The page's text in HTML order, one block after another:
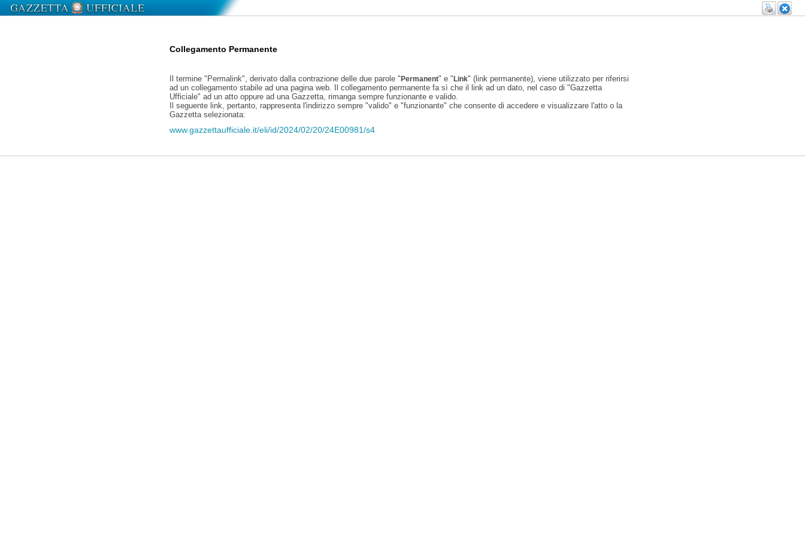
Collegamento Permanente
Il termine "Permalink", derivato dalla contrazione delle due parole "Permanent" e "Link" (link permanente), viene utilizzato per riferirsi
ad un collegamento stabile ad una pagina web. Il collegamento permanente fa sì che il link ad un dato, nel caso di "Gazzetta
Ufficiale" ad un atto oppure ad una Gazzetta, rimanga sempre funzionante e valido.
Il seguente link, pertanto, rappresenta l'indirizzo sempre "valido" e "funzionante" che consente di accedere e visualizzare l'atto o la
Gazzetta selezionata:
www.gazzettaufficiale.it/eli/id/2024/02/20/24E00981/s4